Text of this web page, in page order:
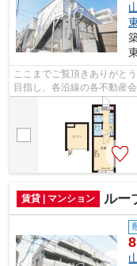
ここまでご覧頂きありがと
目指し、各沿線の各不動産
様へ提供しております！最新
賃貸 | マンション ルー